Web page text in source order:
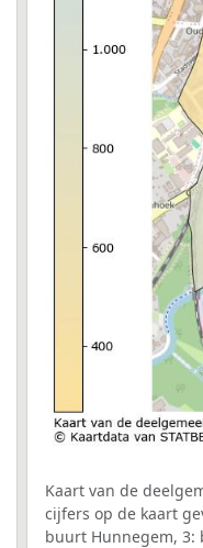
Kaart van de
cijfers op de kaart
buurt Hunnegem, 3: